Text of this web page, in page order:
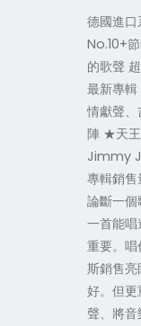
德國進
No.10+
的歌聲
最新專
情獻聲
陣 ★天
Jimmy
專輯銷
論斷一
一首能
重要。
斯銷售亮
好。但
聲、將